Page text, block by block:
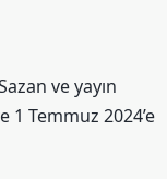
ve yayın
1 Temmuz 2024’e